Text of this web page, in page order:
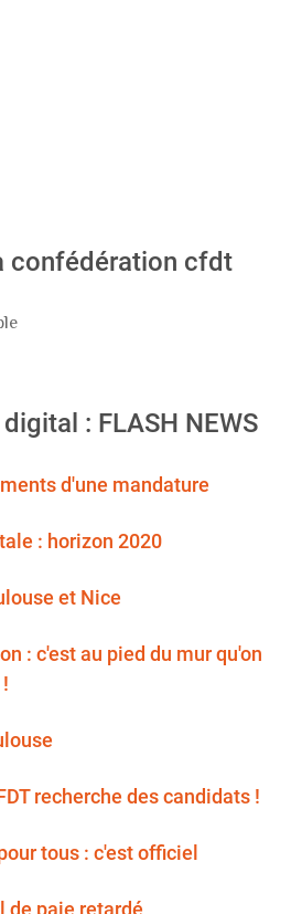
confédération cfdt
: FLASH NEWS
d'une mandature
: horizon 2020
et Nice
: c'est au pied du mur qu'on
recherche des candidats !
tous : c'est officiel
de paie retardé